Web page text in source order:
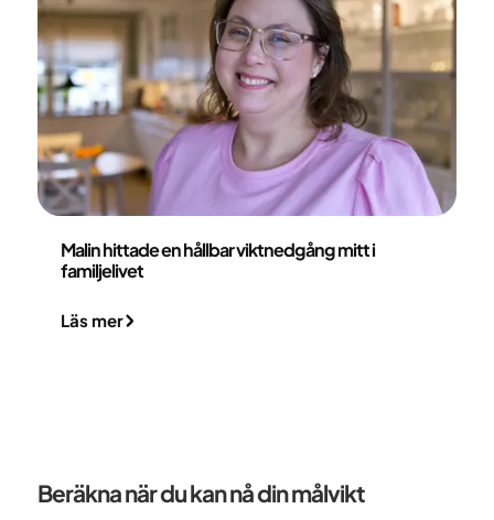
Malin hittade en hållbar viktnedgång mitt i
familjelivet
Läs mer
Beräkna när du kan nå din målvikt